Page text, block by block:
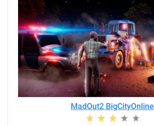
MadOut2 BigCityOnline